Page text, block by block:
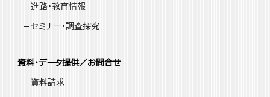
進路・教育情報
セミナー・調査探究
資料・データ提供／お問合せ
資料請求